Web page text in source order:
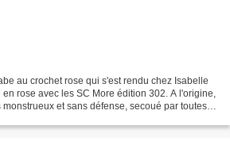
au crochet rose qui s'est rendu chez Isabelle
rose avec les SC More édition 302. A l'origine,
et sans défense, secoué par toutes